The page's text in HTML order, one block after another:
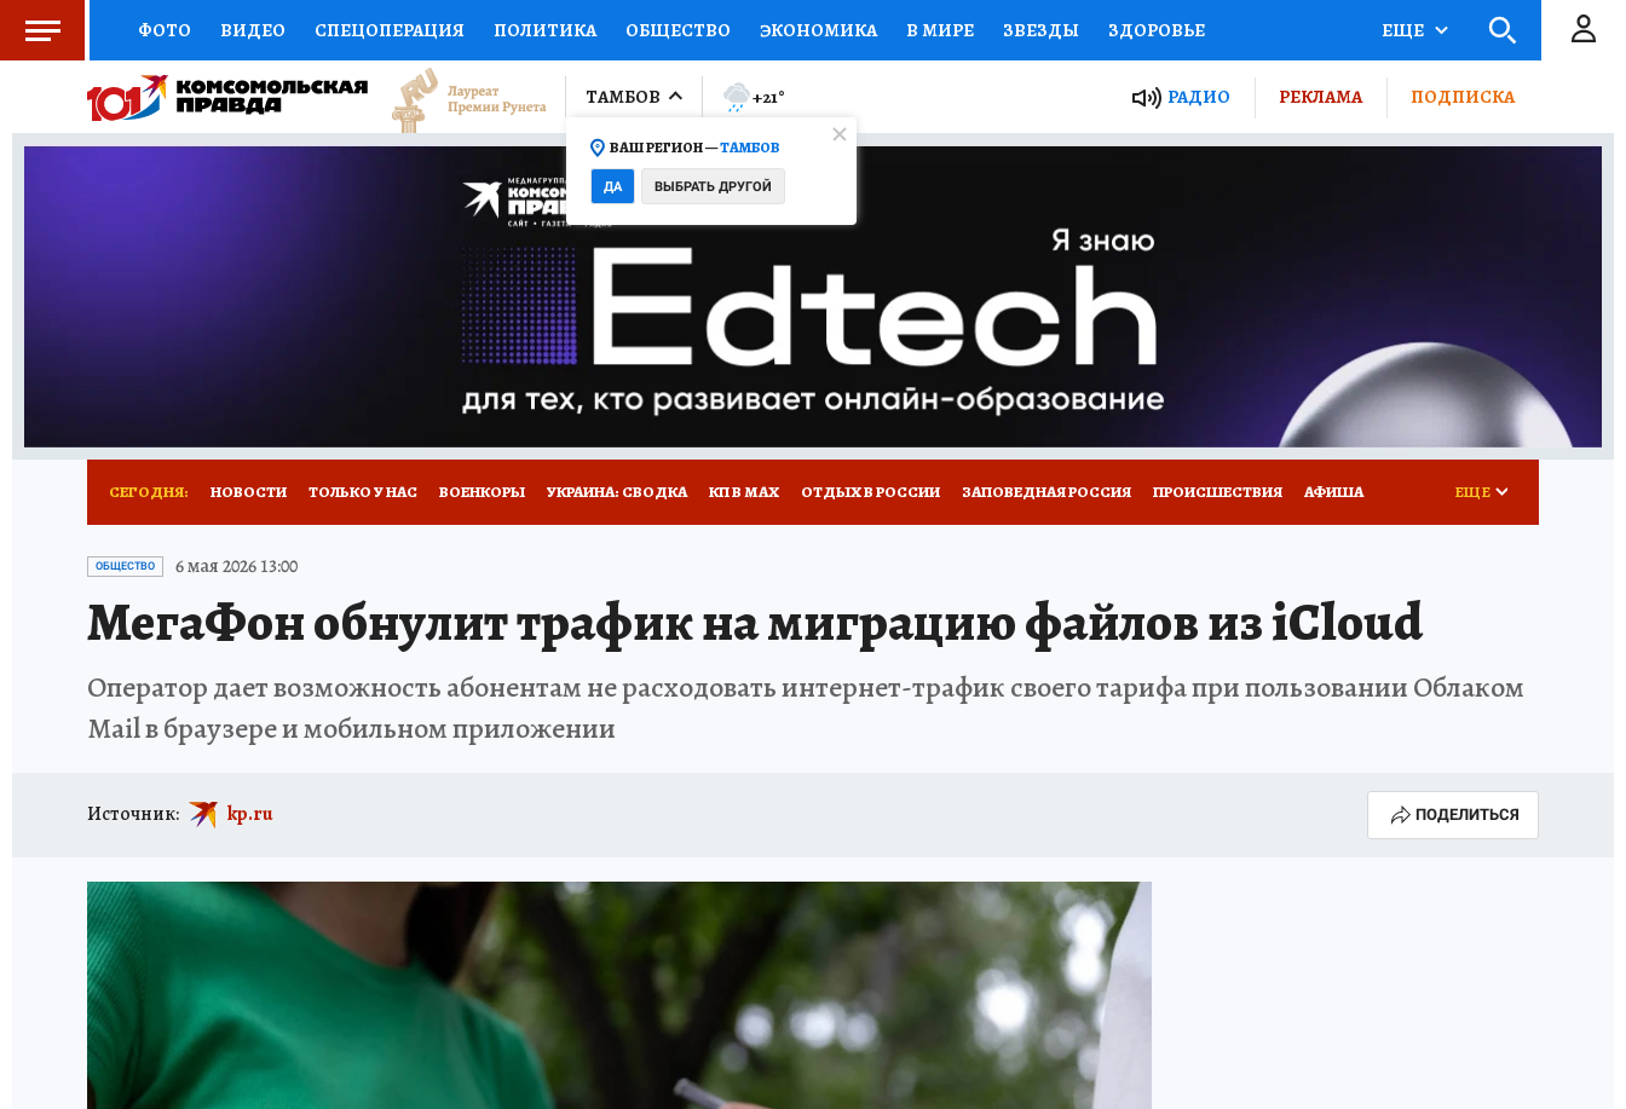
ФОТО ВИДЕО СПЕЦОПЕРАЦИЯ ПОЛИТИКА ОБЩЕСТВО ЭКОНОМИКА В МИРЕ ЗВЕЗДЫ ЗДОРОВЬЕ
СОЦПОДДЕРЖКА НАУКА СПОРТ КОЛУМНИСТЫ ПРОИСШЕСТВИЯ НАЦИОНАЛЬНЫЕ ПРОЕКТЫ РОССИИ
ВЫБОР ЭКСПЕРТОВ ДОКТОР ФИНАНСЫ ОТКРЫВАЕМ МИР Я ЗНАЮ СЕМЬЯ ЖЕНСКИЕ СЕКРЕТЫ ПУТЕВОДИТЕЛЬ
ПРОГНОЗЫ НА СПОРТ ПРОМОКОДЫ СЕРИАЛЫ
ТЕЛЕВИЗОР КОЛЛЕКЦИИ КОНКУРСЫ ГИД ПОТРЕБИТЕЛЯ
НОВОЕ НА САЙТЕ РЕКЛАМА
ЕЩЕ
ТАМБОВ
ВАШ РЕГИОН —ТАМБОВ
ДА ВЫБРАТЬ ДРУГОЙ
+21° РАДИО РЕКЛАМА ПОДПИСКА
СЕГОДНЯ: НОВОСТИ ТОЛЬКО У НАС ВОЕНКОРЫ УКРАИНА: СВОДКА КП В МАХ ОТДЫХ В РОССИИ ЗАПОВЕДНАЯ РОССИЯ ПРОИСШЕСТВИЯ АФИША
ИСПЫТАНО НА СЕБЕ
ЕЩЕ
ОБЩЕСТВО 6 мая 2026 13:00
МегаФон обнулит трафик на миграцию файлов из iCloud
Оператор дает возможность абонентам не расходовать интернет-трафик своего тарифа при пользовании Облаком
Мail в браузере и мобильном приложении
Источник: kp.ru ПОДЕЛИТЬСЯ